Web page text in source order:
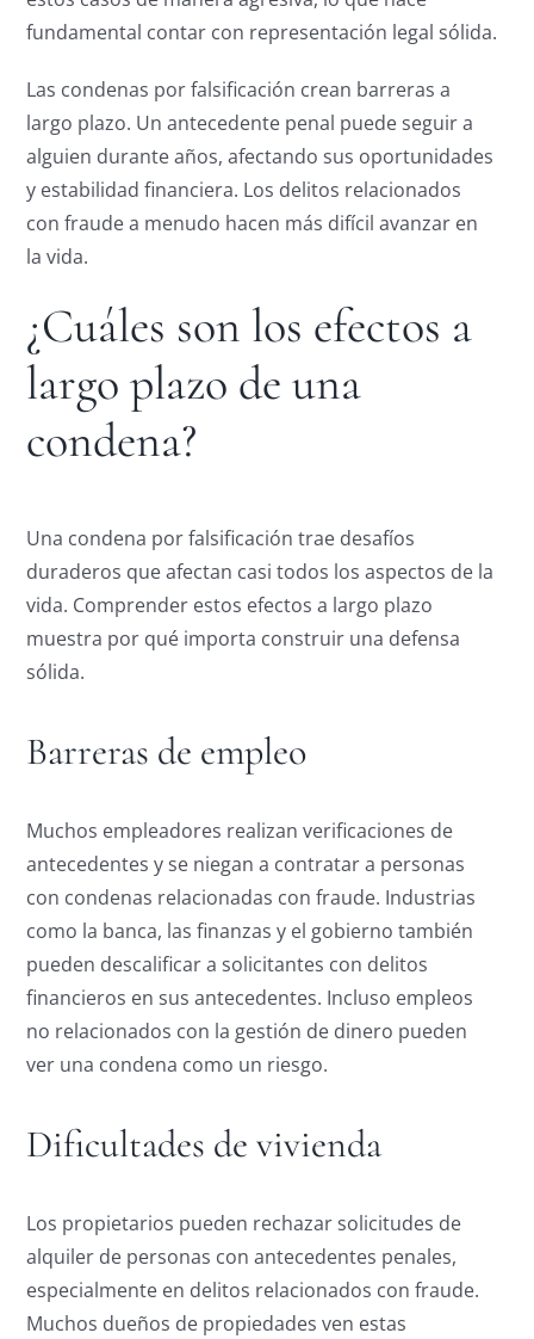
fundamental contar con representación legal sólida.
Las condenas por falsificación crean barreras a
largo plazo. Un antecedente penal puede seguir a
alguien durante años, afectando sus oportunidades
y estabilidad financiera. Los delitos relacionados
con fraude a menudo hacen más difícil avanzar en
la vida.
¿Cuáles son los efectos a
largo plazo de una
condena?
Una condena por falsificación trae desafíos
duraderos que afectan casi todos los aspectos de la
vida. Comprender estos efectos a largo plazo
muestra por qué importa construir una defensa
sólida.
Barreras de empleo
Muchos empleadores realizan verificaciones de
antecedentes y se niegan a contratar a personas
con condenas relacionadas con fraude. Industrias
como la banca, las finanzas y el gobierno también
pueden descalificar a solicitantes con delitos
financieros en sus antecedentes. Incluso empleos
no relacionados con la gestión de dinero pueden
ver una condena como un riesgo.
Dificultades de vivienda
Los propietarios pueden rechazar solicitudes de
alquiler de personas con antecedentes penales,
especialmente en delitos relacionados con fraude.
Muchos dueños de propiedades ven estas